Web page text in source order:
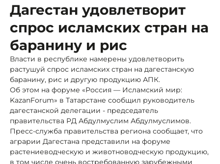
Дагестан удовлетворит
спрос исламских стран на
баранину и рис
Власти в республике намерены удовлетворить
растушуй спрос исламских стран на дагестанскую
баранину, рис и другую продукцию АПК.
Об этом на форуме «Россия — Исламский мир:
KazanForum» в Татарстане сообщил руководитель
дагестанской делегации - председатель
правительства РД Абдулмуслим Абдулмуслимов.
Пресс-служба правительства региона сообщает, что
аграрии Дагестана представили на форуме
растениеводческую и животноводческую продукцию,
в том числе очень востребованную зарубежными